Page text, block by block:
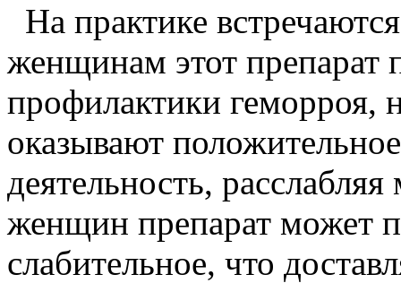
На практике
женщинам этот препарат
профилактики геморроя,
оказывают
деятельность,
женщин препарат может
слабительное, что